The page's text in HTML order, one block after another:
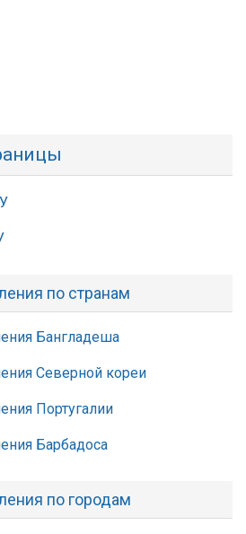
по странам
Бангладеша
Северной кореи
Португалии
Барбадоса
по городам